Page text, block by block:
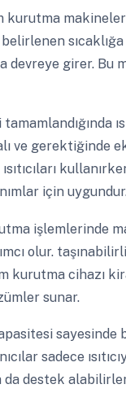
kurutma
devreye girer.
ve gerektiğinde
için
işlemlerinde
olur.
kurutma cihazı
sunar.
sayesinde
sadece
da destek